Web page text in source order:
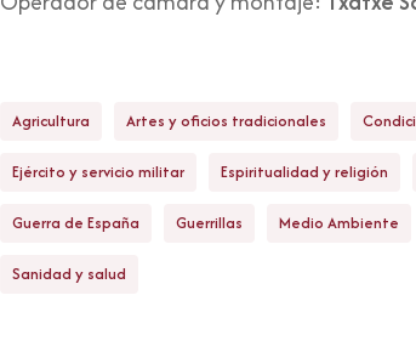
Agricultura Artes y oficios tradicionales
Ejército y servicio militar Espiritualidad y religión
Guerra de España Guerrillas Medio Ambiente
Sanidad y salud